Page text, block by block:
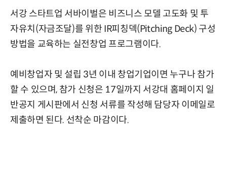
서강 스타트업 서바이벌은 비즈니스 모델 고도화 및 투
자유치(자금조달)를 위한 IR피칭덱(Pitching Deck) 구성
방법을 교육하는 실전창업 프로그램이다.
예비창업자 및 설립 3년 이내 창업기업이면 누구나 참가
할 수 있으며, 참가 신청은 17일까지 서강대 홈페이지 일
반공지 게시판에서 신청 서류를 작성해 담당자 이메일로
제출하면 된다. 선착순 마감이다.